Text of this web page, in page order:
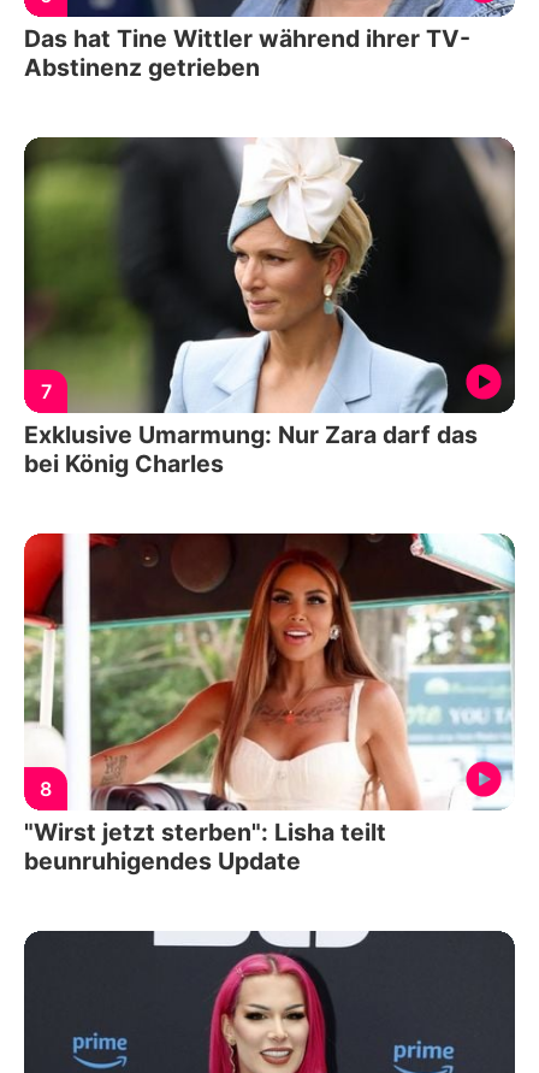
Das hat Tine Wittler während ihrer TV-
Abstinenz getrieben
7
Exklusive Umarmung: Nur Zara darf das
bei König Charles
8
"Wirst jetzt sterben": Lisha teilt
beunruhigendes Update